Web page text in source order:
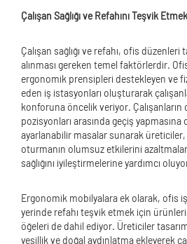
Çalışan Sağlığı ve Refahını Teşvik Etmek
Çalışan sağlığı ve refahı, ofis
alınması gereken temel faktörlerdir.
ergonomik prensipleri destekleyen ve
eden iş istasyonları oluşturarak
konforuna öncelik veriyor.
pozisyonları arasında geçiş yapmasına
ayarlanabilir masalar sunarak üreticiler,
oturmanın olumsuz etkilerini
sağlığını iyileştirmelerine yardımcı
Ergonomik mobilyalara ek olarak, ofis
yerinde refahı teşvik etmek için
öğeleri de dahil ediyor. Üreticiler
yeşillik ve doğal aydınlatma ekleyerek